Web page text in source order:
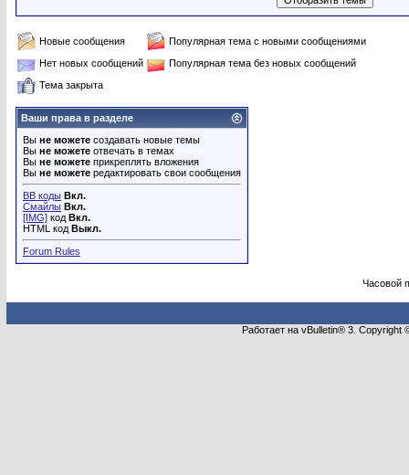
Новые сообщения
Популярная тема с новыми сообщениями
Нет новых сообщений
Популярная тема без новых сообщений
Тема закрыта
Ваши права в разделе
Вы не можете создавать новые темы
Вы не можете отвечать в темах
Вы не можете прикреплять вложения
Вы не можете редактировать свои сообщения
BB коды Вкл.
Смайлы Вкл.
[IMG] код Вкл.
HTML код Выкл.
Forum Rules
Часовой
Работает на vBulletin® 3.